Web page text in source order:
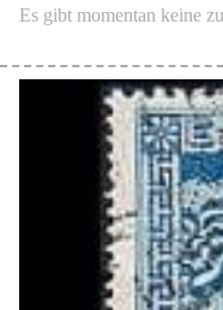
Es gibt momentan keine